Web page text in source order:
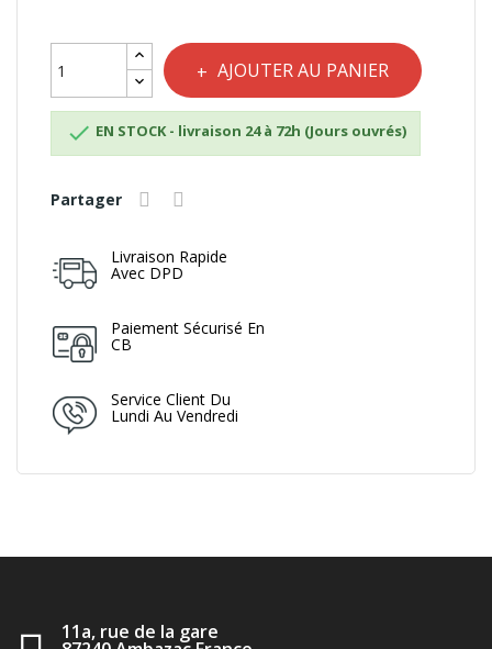
AJOUTER AU PANIER
 EN STOCK - livraison 24 à 72h (Jours ouvrés)
Partager
Livraison Rapide
Avec DPD
Paiement Sécurisé En
CB
Service Client Du
Lundi Au Vendredi
11a, rue de la gare